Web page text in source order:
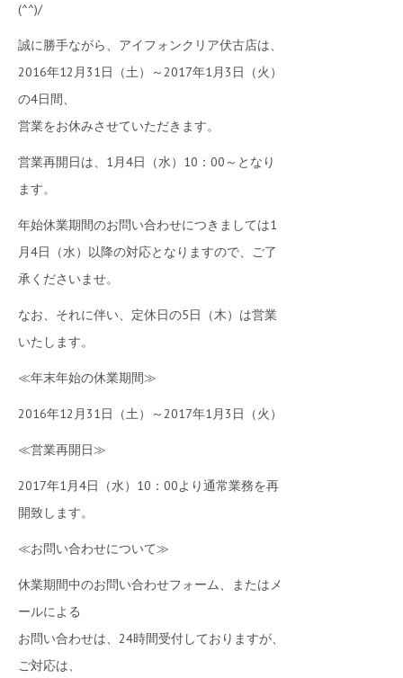
(^^)/
誠に勝手ながら、アイフォンクリア伏古店は、
2016年12月31日（土）～2017年1月3日（火）
の4日間、
営業をお休みさせていただきます。
営業再開日は、1月4日（水）10：00～となり
ます。
年始休業期間のお問い合わせにつきましては1
月4日（水）以降の対応となりますので、ご了
承くださいませ。
なお、それに伴い、定休日の5日（木）は営業
いたします。
≪年末年始の休業期間≫
2016年12月31日（土）～2017年1月3日（火）
≪営業再開日≫
2017年1月4日（水）10：00より通常業務を再
開致します。
≪お問い合わせについて≫
休業期間中のお問い合わせフォーム、またはメ
ールによる
お問い合わせは、24時間受付しておりますが、
ご対応は、